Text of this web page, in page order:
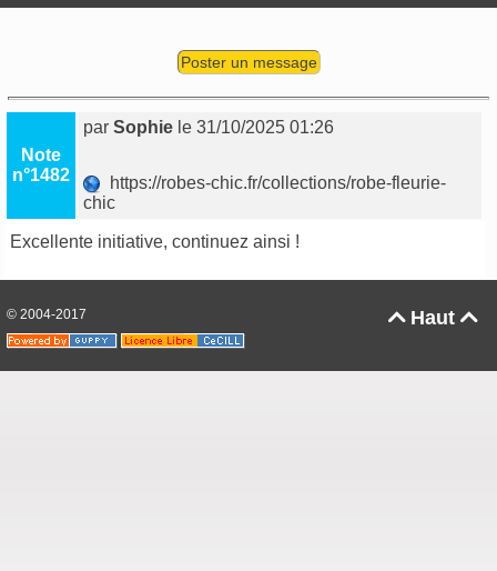
Poster un message
Note
n°1482
parSophie le 31/10/2025 01:26
https://robes-chic.fr/collections/robe-fleurie-
chic
Excellente initiative, continuez ainsi !
Haut 
© 2004-2017